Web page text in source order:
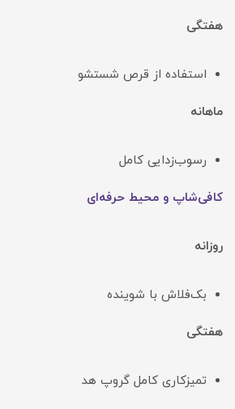
هفتگی
استفاده از قرص شستشو
ماهانه
رسوب‌زدایی کامل
کافی‌شاپ و محیط حرفه‌ای
روزانه
بک‌فلاش با شوینده
هفتگی
تمیزکاری کامل گروپ هد